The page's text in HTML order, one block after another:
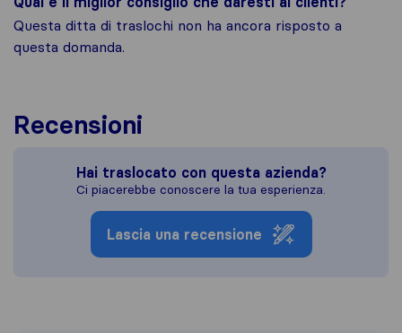
Questa ditta di traslochi non ha ancora risposto a
questa domanda.
Recensioni
Hai traslocato con questa azienda?
Ci piacerebbe conoscere la tua esperienza.
Lascia una recensione